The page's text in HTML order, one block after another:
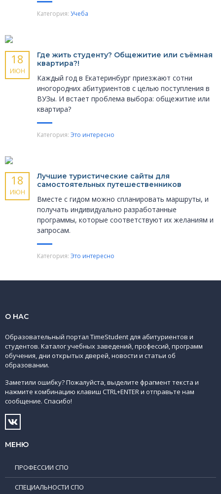
Категория: Учеба
18
ИЮН
Где жить студенту? Общежитие или съёмная
квартира?!
Каждый год в Екатеринбург приезжают сотни
иногородних абитуриентов с целью поступления в
ВУЗы. И встает проблема выбора: общежитие или
квартира?
Категория: Это интересно
18
ИЮН
Лучшие туристические сайты для
самостоятельных путешественников
Вместе с гидом можно спланировать маршруты, и
получать индивидуально разработанные
программы, которые соответствуют их желаниям и
запросам.
Категория: Это интересно
О НАС
Образовательный портал TimeStudent для абитуриентов и
студентов. Каталог учебных заведений, профессий, программ
обучения, дни открытых дверей, новости и статьи об
образовании.
Заметили ошибку? Пожалуйста, выделите фрагмент текста и
нажмите комбинацию клавиш CTRL+ENTER и отправьте нам
сообщение. Спасибо!
МЕНЮ
ПРОФЕССИИ СПО
СПЕЦИАЛЬНОСТИ СПО